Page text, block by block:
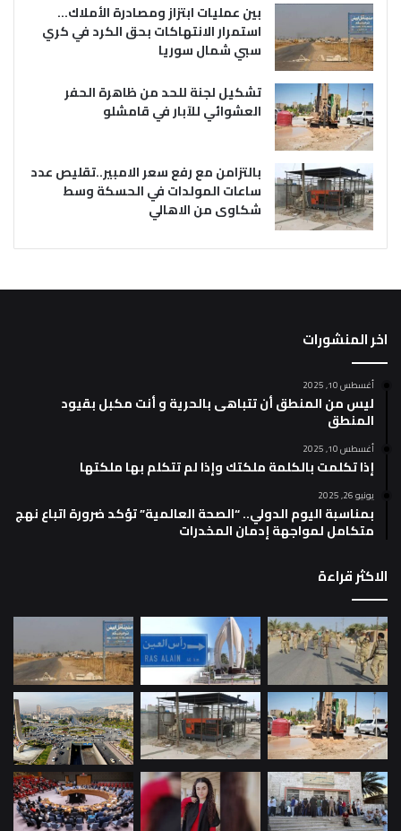
بين عمليات ابتزاز ومصادرة الأملاك…
استمرار الانتهاكات بحق الكرد في كري
سبي شمال سوريا
تشكيل لجنة للحد من ظاهرة الحفر
العشوائي للآبار في قامشلو
بالتزامن مع رفع سعر الامبير..تقليص عدد
ساعات المولدات في الحسكة وسط
شكاوى من الاهالي
اخر المنشورات
أغسطس 10, 2025
ليس من المنطق أن تتباهى بالحرية و أنت مكبل بقيود
المنطق
أغسطس 10, 2025
إذا تكلمت بالكلمة ملكتك وإذا لم تتكلم بها ملكتها
يونيو 26, 2025
بمناسبة اليوم الدولي.. “الصحة العالمية” تؤكد ضرورة اتباع نهج
متكامل لمواجهة إدمان المخدرات
الاكثر قراءة